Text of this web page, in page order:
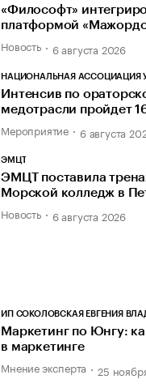
«Философт»
платформой
Новость 6 августа 2026
НАЦИОНАЛЬНАЯ АССОЦИАЦИЯ
Интенсив по
медотрасли пройдет
Мероприятие 6 августа
ЭМЦТ
ЭМЦТ поставила
Морской колледж в
Новость 6 августа 2026
ИП СОКОЛОВСКАЯ ЕВГЕНИЯ
Маркетинг по Юнгу:
в маркетинге
Мнение эксперта 25